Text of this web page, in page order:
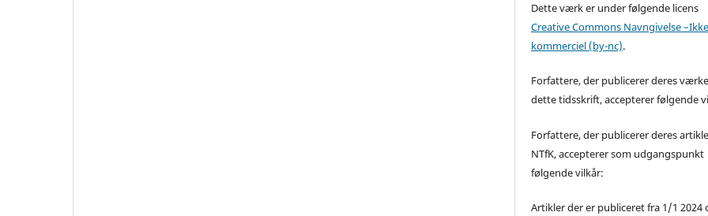
Dette værk er under følgende licens
Creative Commons Navngivelse
kommerciel (by-nc).
Forfattere, der publicerer deres
dette tidsskrift, accepterer følgende
Forfattere, der publicerer deres
NTfK, accepterer som udgangspunkt
følgende vilkår:
Artikler der er publiceret fra 1/1 2024